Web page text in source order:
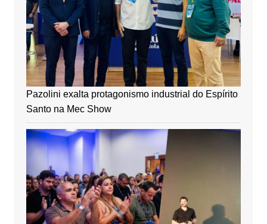
Pazolini exalta protagonismo industrial do Espírito
Santo na Mec Show